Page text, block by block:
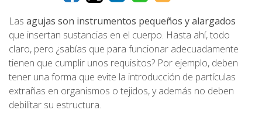
Las agujas son instrumentos pequeños y alargados
que insertan sustancias en el cuerpo. Hasta ahí, todo
claro, pero ¿sabías que para funcionar adecuadamente
tienen que cumplir unos requisitos? Por ejemplo, deben
tener una forma que evite la introducción de partículas
extrañas en organismos o tejidos, y además no deben
debilitar su estructura.